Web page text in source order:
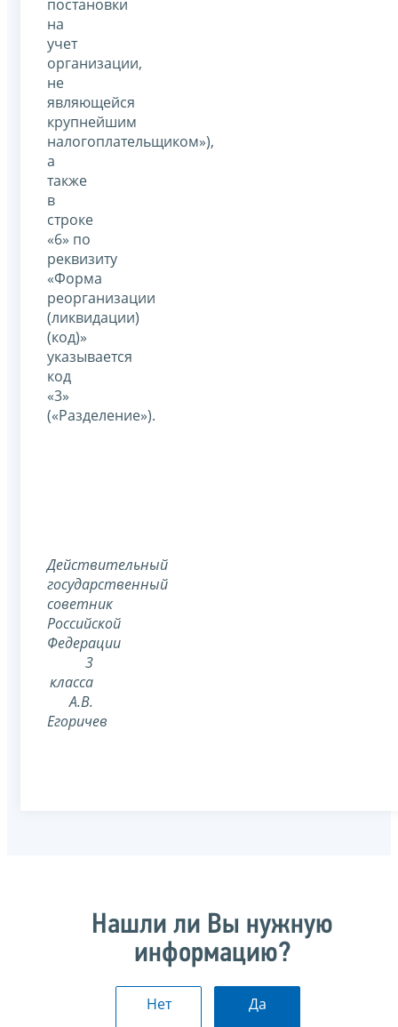
постановки
на
учет
организации,
не
являющейся
крупнейшим
налогоплательщиком»),
а
также
в
строке
«6» по
реквизиту
«Форма
реорганизации
(ликвидации)
(код)»
указывается
код
«3»
(«Разделение»).
Действительный
государственный
советник
Российской
Федерации
3
класса
А.В.
Егоричев
Нашли ли Вы нужную
информацию?
Нет Да